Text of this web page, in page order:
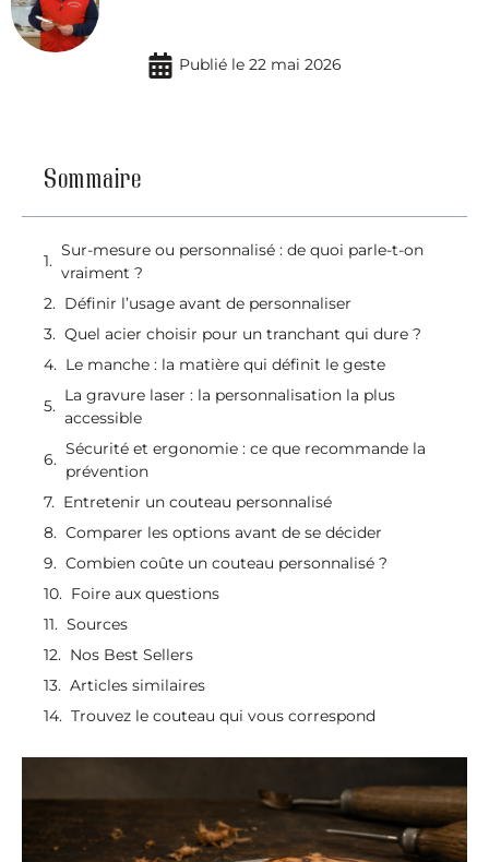
Publié le 22 mai 2026
Sommaire
Sur-mesure ou personnalisé : de quoi parle-t-on
vraiment ?
Définir l’usage avant de personnaliser
Quel acier choisir pour un tranchant qui dure ?
Le manche : la matière qui définit le geste
La gravure laser : la personnalisation la plus
accessible
Sécurité et ergonomie : ce que recommande la
prévention
Entretenir un couteau personnalisé
Comparer les options avant de se décider
Combien coûte un couteau personnalisé ?
Foire aux questions
Sources
Nos Best Sellers
Articles similaires
Trouvez le couteau qui vous correspond